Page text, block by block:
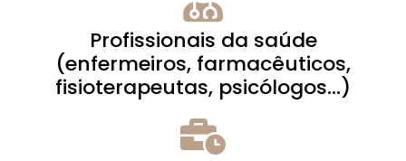
Profissionais da saúde
(enfermeiros, farmacêuticos,
fisioterapeutas, psicólogos...)